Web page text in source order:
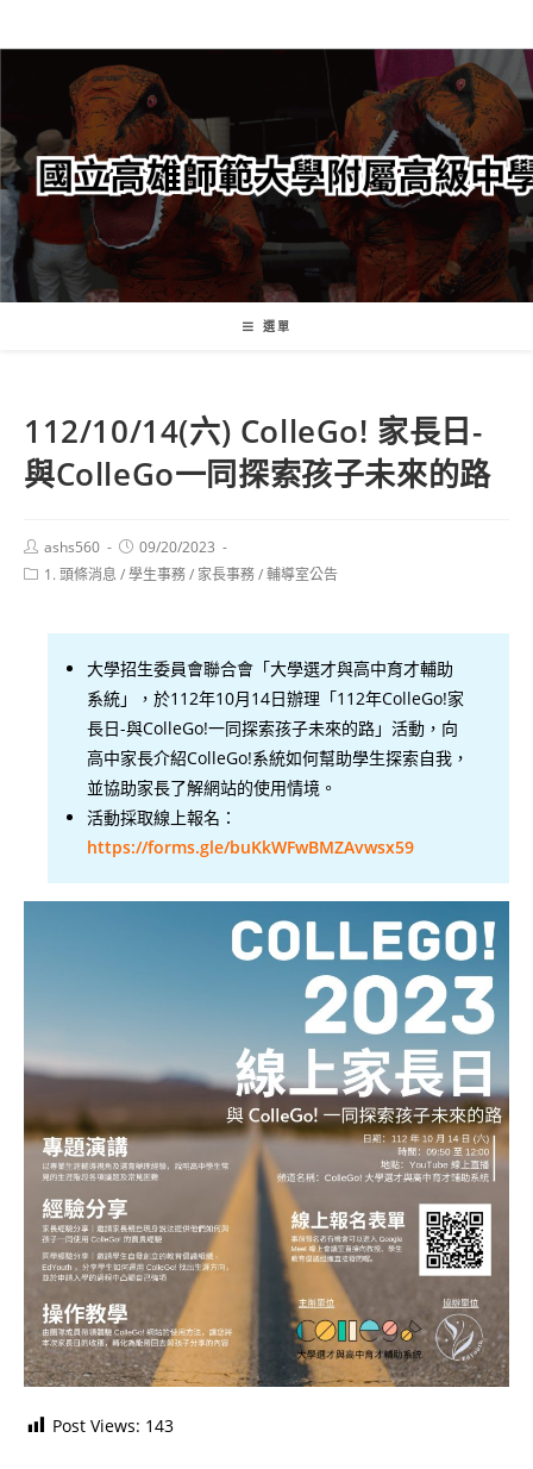
轉
要
內
容
選單
112/10/14(六) ColleGo! 家長日-
與ColleGo一同探索孩子未來的路
Post
author:
ashs560
Post
published:
09/20/2023
Post1. 頭條消息 /學生事務/ 家長事務/輔導室公告
大學招生委員會聯合會「大學選才與高中育才輔助
系統」，於112年10月14日辦理「112年ColleGo!家
長日-與ColleGo!一同探索孩子未來的路」活動，向
高中家長介紹ColleGo!系統如何幫助學生探索自我，
並協助家長了解網站的使用情境。
活動採取線上報名：
https://forms.gle/buKkWFwBMZAvwsx59
Post Views: 143